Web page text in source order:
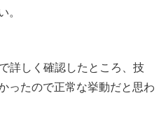
。
詳しく確認したところ、技
ったので正常な挙動だと思わ